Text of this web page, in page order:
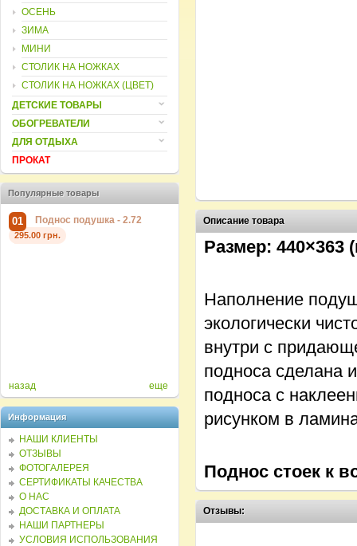
Описание товара
Размер: 440×363
Наполнение
экологически
внутри с
подноса сделана
подноса с
рисунком в
Поднос стоек к
Отзывы:
ОСЕНЬ
ЗИМА
МИНИ
СТОЛИК НА НОЖКАХ
СТОЛИК НА НОЖКАХ (ЦВЕТ)
ДЕТСКИЕ ТОВАРЫ
ОБОГРЕВАТЕЛИ
ДЛЯ ОТДЫХА
ПРОКАТ
Популярные товары
01 Поднос подушка - 2.72
295.00 грн.
Поднос подушка - 2.78
295.00 грн.
назад еще
Информация
НАШИ КЛИЕНТЫ
ОТЗЫВЫ
ФОТОГАЛЕРЕЯ
СЕРТИФИКАТЫ КАЧЕСТВА
О НАС
ДОСТАВКА И ОПЛАТА
НАШИ ПАРТНЕРЫ
УСЛОВИЯ ИСПОЛЬЗОВАНИЯ